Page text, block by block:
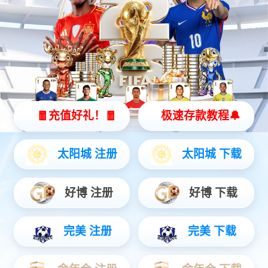
今年会灵犀 X2
全智能灵动机器人
灵动 | 亲和 | 智能
查看更多